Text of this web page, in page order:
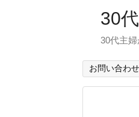
30
30代主
お問い合わせ